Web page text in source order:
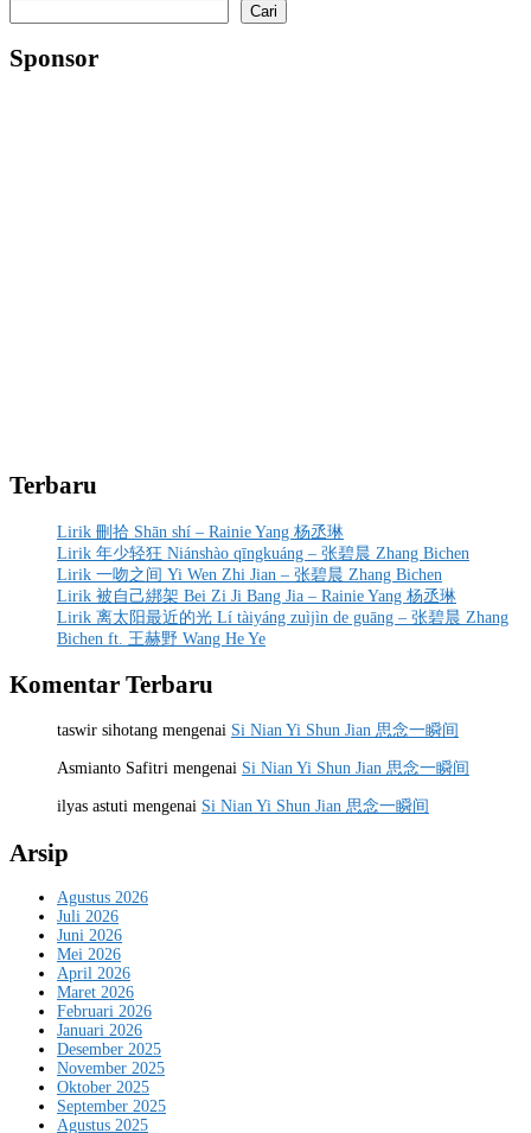
Cari
Sponsor
Terbaru
Lirik 刪拾 Shān shí – Rainie Yang 杨丞琳
Lirik 年少轻狂 Niánshào qīngkuáng – 张碧晨 Zhang Bichen
Lirik 一吻之间 Yi Wen Zhi Jian – 张碧晨 Zhang Bichen
Lirik 被自己綁架 Bei Zi Ji Bang Jia – Rainie Yang 杨丞琳
Lirik 离太阳最近的光 Lí tàiyáng zuìjìn de guāng – 张碧晨 Zhang
Bichen ft. 王赫野 Wang He Ye
Komentar Terbaru
taswir sihotang mengenai Si Nian Yi Shun Jian 思念一瞬间
Asmianto Safitri mengenai Si Nian Yi Shun Jian 思念一瞬间
ilyas astuti mengenai Si Nian Yi Shun Jian 思念一瞬间
Arsip
Agustus 2026
Juli 2026
Juni 2026
Mei 2026
April 2026
Maret 2026
Februari 2026
Januari 2026
Desember 2025
November 2025
Oktober 2025
September 2025
Agustus 2025